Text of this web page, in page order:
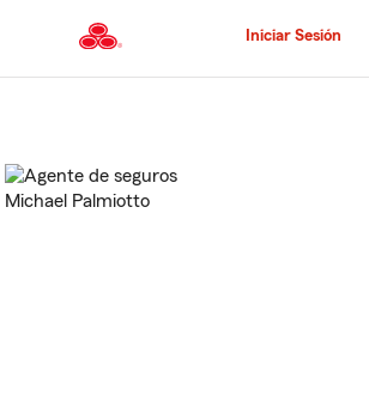
al
principal
Iniciar Sesión